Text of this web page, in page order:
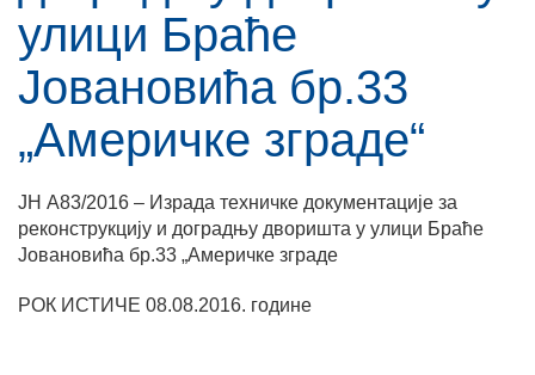
улици Браће
Јовановића бр.33
„Америчке зграде“
ЈН А83/2016 – Израда техничке документације за
реконструкцију и доградњу дворишта у улици Браће
Јовановића бр.33 „Америчке зграде
РОК ИСТИЧЕ 08.08.2016. године